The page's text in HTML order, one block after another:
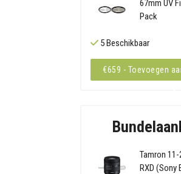
67mm UV
Pack
5 Beschikbaar
€659 - Toevoegen
Tamron
RXD (Sony